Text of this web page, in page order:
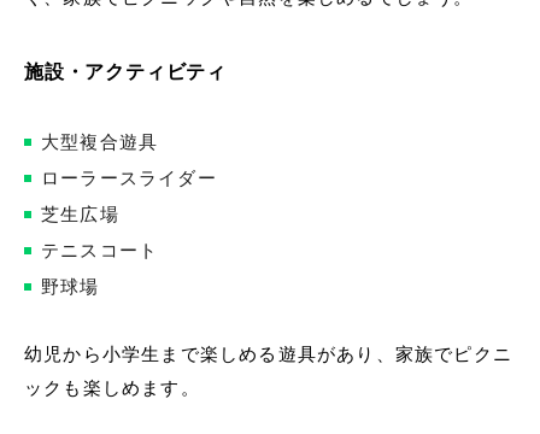
施設・アクティビティ
大型複合遊具
ローラースライダー
芝生広場
テニスコート
野球場
幼児から小学生まで楽しめる遊具があり、家族でピクニ
ックも楽しめます。